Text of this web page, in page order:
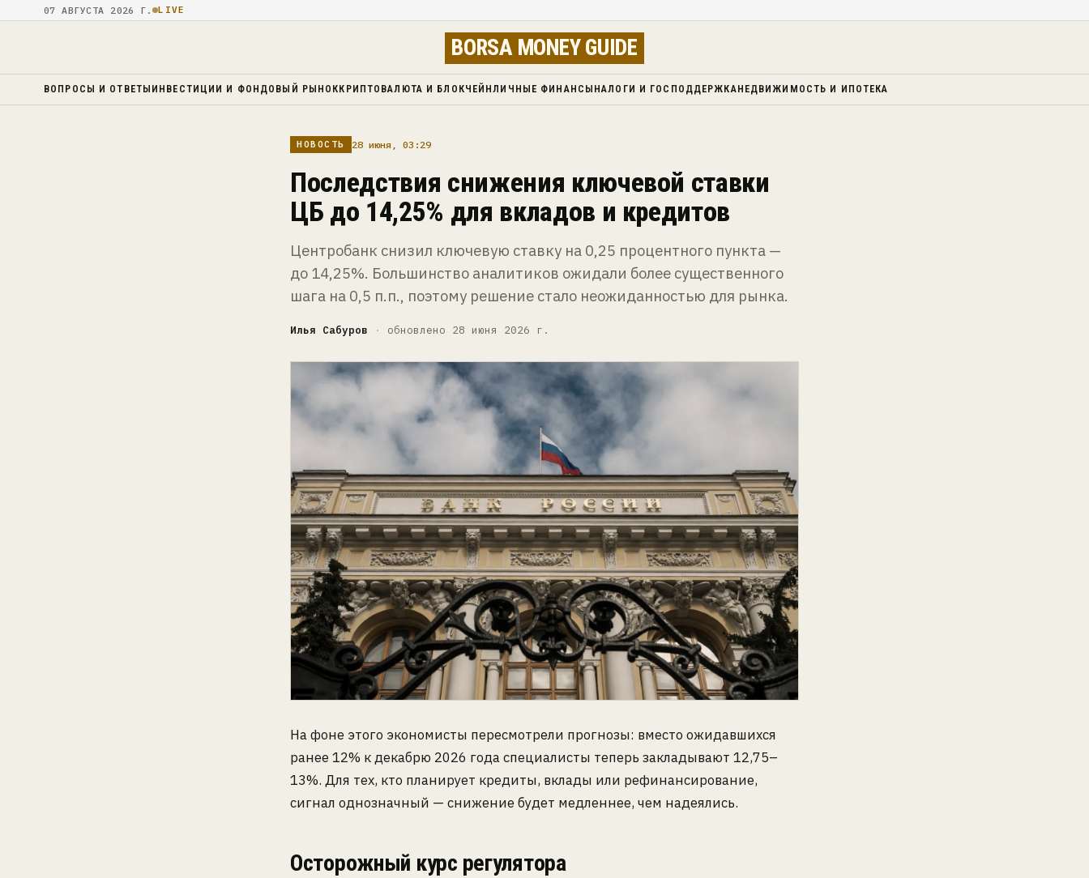
07 АВГУСТА 2026 Г. LIVE
BORSA MONEY GUIDE
ВОПРОСЫ И ОТВЕТЫ ИНВЕСТИЦИИ И ФОНДОВЫЙ РЫНОККРИПТОВАЛЮТА И БЛОКЧЕЙНЛИЧНЫЕ ФИНАНСЫ НАЛОГИ И ГОСПОДДЕРЖКАНЕДВИЖИМОСТЬ И ИПОТЕКА
НОВОСТЬ 28 июня, 03:29
Последствия снижения ключевой ставки
ЦБ до 14,25% для вкладов и кредитов
Центробанк снизил ключевую ставку на 0,25 процентного пункта —
до 14,25%. Большинство аналитиков ожидали более существенного
шага на 0,5 п.п., поэтому решение стало неожиданностью для рынка.
Илья Сабуров · обновлено 28 июня 2026 г.
На фоне этого экономисты пересмотрели прогнозы: вместо ожидавшихся
ранее 12% к декабрю 2026 года специалисты теперь закладывают 12,75–
13%. Для тех, кто планирует кредиты, вклады или рефинансирование,
сигнал однозначный — снижение будет медленнее, чем надеялись.
Осторожный курс регулятора